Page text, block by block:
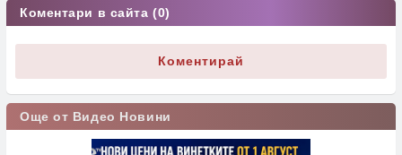
Коментари в сайта (0)
Коментирай
Още от Видео Новини